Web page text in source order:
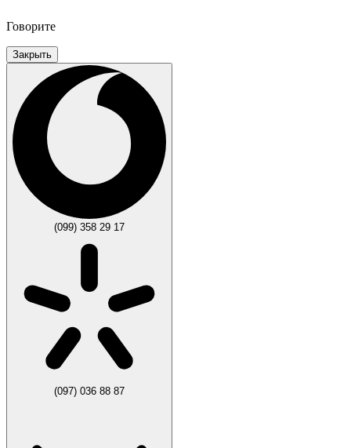
Говорите
Закрыть
(099) 358 29 17
(097) 036 88 87